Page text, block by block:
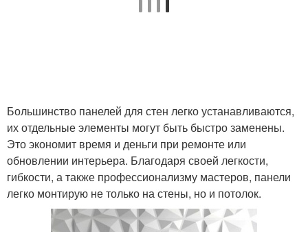
Большинство панелей для стен легко устанавливаются,
их отдельные элементы могут быть быстро заменены.
Это экономит время и деньги при ремонте или
обновлении интерьера. Благодаря своей легкости,
гибкости, а также профессионализму мастеров, панели
легко монтирую не только на стены, но и потолок.